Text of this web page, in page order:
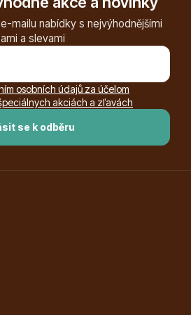
mailu nabídky s nejvýhodnějšími
a slevami
se k odběru
osobních údajů za účelom
akciách a zľavách